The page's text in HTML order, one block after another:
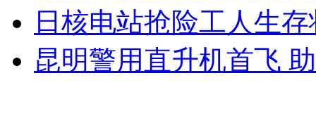
安徽一实载49人客车翻车
日核电站抢险工人生
昆明警用直升机首飞